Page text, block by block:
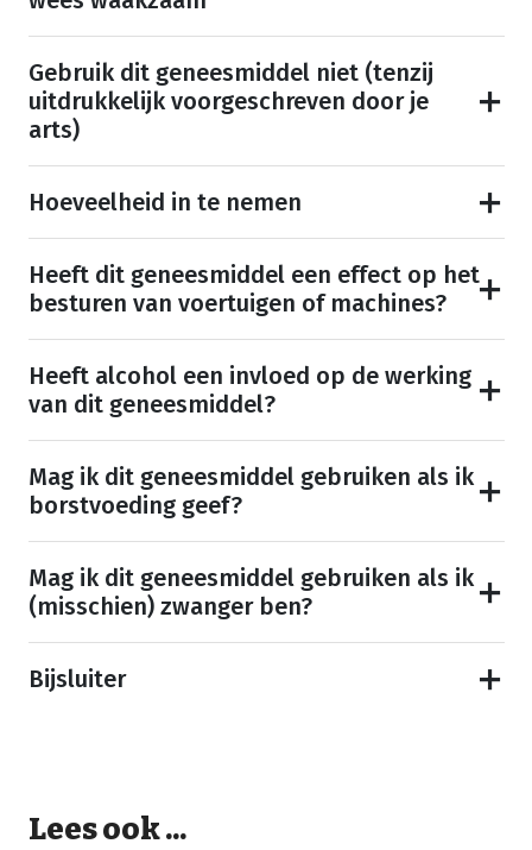
Gebruik dit geneesmiddel niet (tenzij
uitdrukkelijk voorgeschreven door je
arts)
Hoeveelheid in te nemen
Heeft dit geneesmiddel een effect op het
besturen van voertuigen of machines?
Heeft alcohol een invloed op de werking
van dit geneesmiddel?
Mag ik dit geneesmiddel gebruiken als ik
borstvoeding geef?
Mag ik dit geneesmiddel gebruiken als ik
(misschien) zwanger ben?
Bijsluiter
Lees ook ...